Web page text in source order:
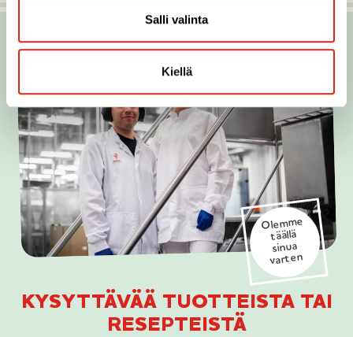
Salli valinta
Kiellä
-
m
e
r
k
k
i
Olemme
täällä
sinua
varten
KYSYTTÄVÄÄ TUOTTEISTA TAI
RESEPTEISTÄ